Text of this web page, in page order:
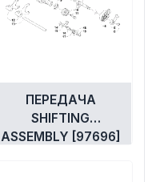
ПЕРЕДАЧА
SHIFTING
ASSEMBLY [97696]